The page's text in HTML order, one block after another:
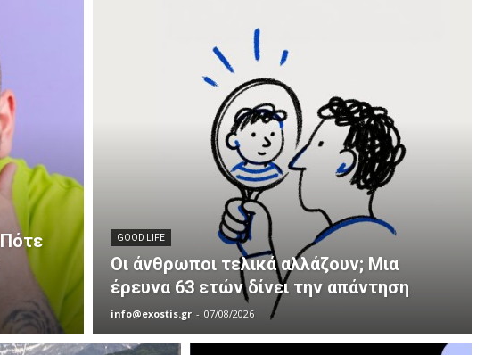
GOOD LIFE
Οι άνθρωποι τελικά αλλάζουν; Μια
έρευνα 63 ετών δίνει την απάντηση
info@exostis.gr - 07/08/2026